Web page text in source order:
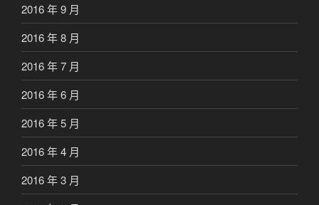
2016 年 9 月
2016 年 8 月
2016 年 7 月
2016 年 6 月
2016 年 5 月
2016 年 4 月
2016 年 3 月